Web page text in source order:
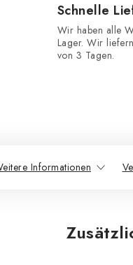
Schnelle
Wir haben alle
Lager. Wir
von 3 Tagen.
Informationen